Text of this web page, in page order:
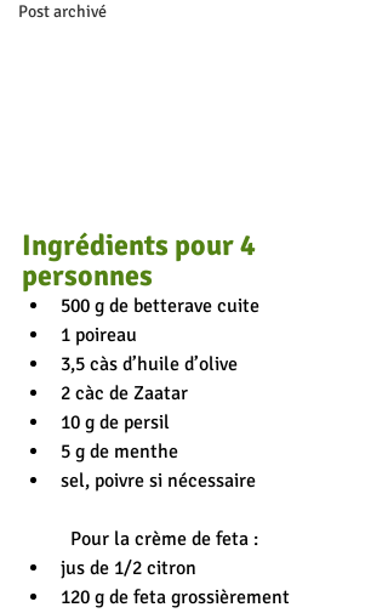
Post archivé
Ingrédients pour 4
personnes
500 g de betterave cuite
1 poireau
3,5 càs d’huile d’olive
2 càc de Zaatar
10 g de persil
5 g de menthe
sel, poivre si nécessaire
Pour la crème de feta :
jus de 1/2 citron
120 g de feta grossièrement